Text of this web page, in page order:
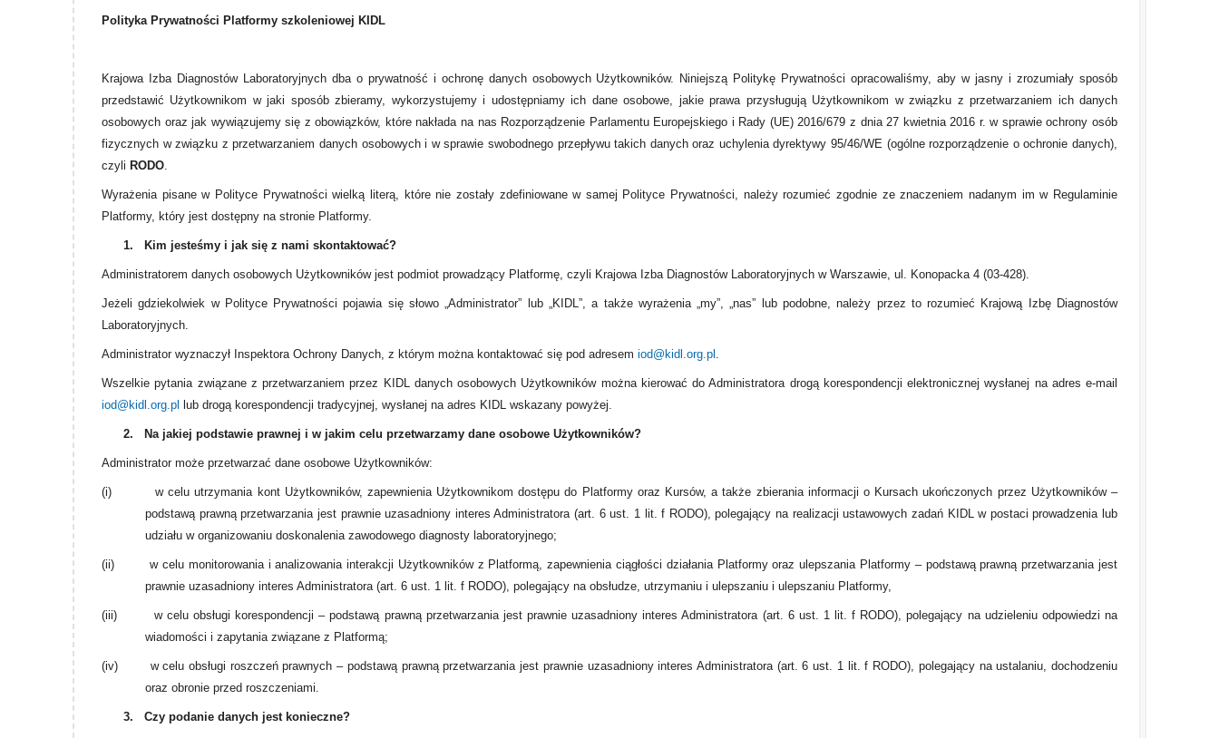
Polityka Prywatności Platformy szkoleniowej KIDL
Krajowa Izba Diagnostów Laboratoryjnych dba o prywatność i ochronę danych osobowych Użytkowników. Niniejszą Politykę Prywatności opracowaliśmy, aby w jasny i zrozumiały sposób
przedstawić Użytkownikom w jaki sposób zbieramy, wykorzystujemy i udostępniamy ich dane osobowe, jakie prawa przysługują Użytkownikom w związku z przetwarzaniem ich danych
osobowych oraz jak wywiązujemy się z obowiązków, które nakłada na nas Rozporządzenie Parlamentu Europejskiego i Rady (UE) 2016/679 z dnia 27 kwietnia 2016 r. w sprawie ochrony osób
fizycznych w związku z przetwarzaniem danych osobowych i w sprawie swobodnego przepływu takich danych oraz uchylenia dyrektywy 95/46/WE (ogólne rozporządzenie o ochronie danych),
czyli RODO.
Wyrażenia pisane w Polityce Prywatności wielką literą, które nie zostały zdefiniowane w samej Polityce Prywatności, należy rozumieć zgodnie ze znaczeniem nadanym im w Regulaminie
Platformy, który jest dostępny na stronie Platformy.
1. Kim jesteśmy i jak się z nami skontaktować?
Administratorem danych osobowych Użytkowników jest podmiot prowadzący Platformę, czyli Krajowa Izba Diagnostów Laboratoryjnych w Warszawie, ul. Konopacka 4 (03-428).
Jeżeli gdziekolwiek w Polityce Prywatności pojawia się słowo „Administrator” lub „KIDL”, a także wyrażenia „my”, „nas” lub podobne, należy przez to rozumieć Krajową Izbę Diagnostów
Laboratoryjnych.
Administrator wyznaczył Inspektora Ochrony Danych, z którym można kontaktować się pod adresem iod@kidl.org.pl .
Wszelkie pytania związane z przetwarzaniem przez KIDL danych osobowych Użytkowników można kierować do Administratora drogą korespondencji elektronicznej wysłanej na adres e-mail
iod@kidl.org.pl
lub drogą korespondencji tradycyjnej, wysłanej na adres KIDL wskazany powyżej.
2. Na jakiej podstawie prawnej i w jakim celu przetwarzamy dane osobowe Użytkowników?
Administrator może przetwarzać dane osobowe Użytkowników:
(i)
w celu utrzymania kont Użytkowników, zapewnienia Użytkownikom dostępu do Platformy oraz Kursów, a także zbierania informacji o Kursach ukończonych przez Użytkowników –
podstawą prawną przetwarzania jest prawnie uzasadniony interes Administratora (art. 6 ust. 1 lit. f RODO), polegający na realizacji ustawowych zadań KIDL w postaci prowadzenia lub
udziału w organizowaniu doskonalenia zawodowego diagnosty laboratoryjnego;
(ii)
w celu monitorowania i analizowania interakcji Użytkowników z Platformą, zapewnienia ciągłości działania Platformy oraz ulepszania Platformy – podstawą prawną przetwarzania jest
prawnie uzasadniony interes Administratora (art. 6 ust. 1 lit. f RODO), polegający na obsłudze, utrzymaniu i ulepszaniu i ulepszaniu Platformy,
(iii)
w celu obsługi korespondencji – podstawą prawną przetwarzania jest prawnie uzasadniony interes Administratora (art. 6 ust. 1 lit. f RODO), polegający na udzieleniu odpowiedzi na
wiadomości i zapytania związane z Platformą;
(iv)
w celu obsługi roszczeń prawnych – podstawą prawną przetwarzania jest prawnie uzasadniony interes Administratora (art. 6 ust. 1 lit. f RODO), polegający na ustalaniu, dochodzeniu
oraz obronie przed roszczeniami.
3. Czy podanie danych jest konieczne?